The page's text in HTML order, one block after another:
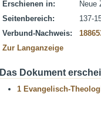
Erschienen in:
Neue
Seitenbereich:
137-
Verbund-Nachweis:
Zur Langanzeige
Das Dokument
1 Evangelisch-